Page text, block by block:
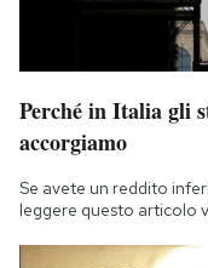
Perché in Italia gli
accorgiamo
Se avete un reddito
leggere questo articolo